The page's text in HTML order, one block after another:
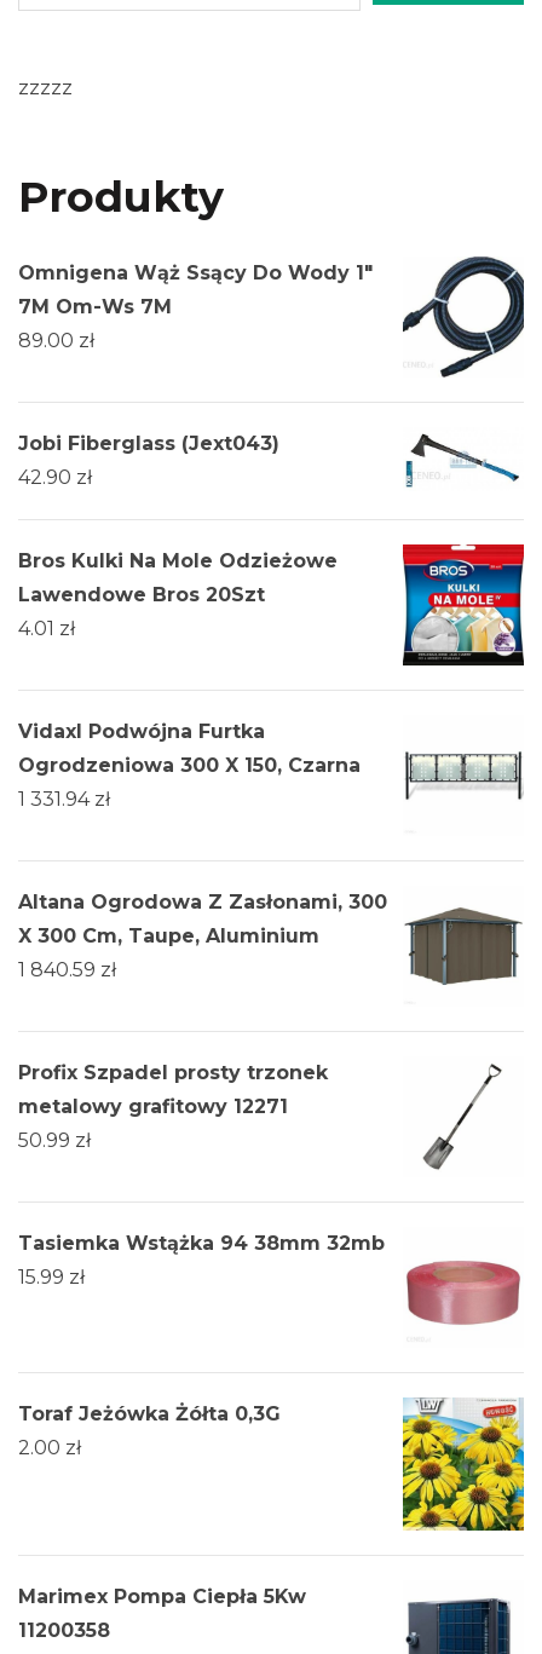
zzzzz
Produkty
Omnigena Wąż Ssący Do Wody 1"
7M Om-Ws 7M
89.00 zł
Jobi Fiberglass (Jext043)
42.90 zł
Bros Kulki Na Mole Odzieżowe
Lawendowe Bros 20Szt
4.01 zł
Vidaxl Podwójna Furtka
Ogrodzeniowa 300 X 150, Czarna
1 331.94 zł
Altana Ogrodowa Z Zasłonami, 300
X 300 Cm, Taupe, Aluminium
1 840.59 zł
Profix Szpadel prosty trzonek
metalowy grafitowy 12271
50.99 zł
Tasiemka Wstążka 94 38mm 32mb
15.99 zł
Toraf Jeżówka Żółta 0,3G
2.00 zł
Marimex Pompa Ciepła 5Kw
11200358